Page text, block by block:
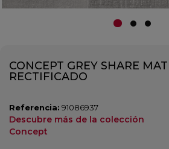
CONCEPT GREY SHARE
RECTIFICADO
Referencia: 91086937
Descubre más de la colección
Concept